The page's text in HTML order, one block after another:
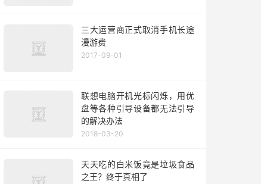
三大运营商正式取消手机长途
漫游费
2017-09-01
联想电脑开机光标闪烁，用优
盘等各种引导设备都无法引导
的解决办法
2018-03-20
天天吃的白米饭竟是垃圾食品
之王？终于真相了